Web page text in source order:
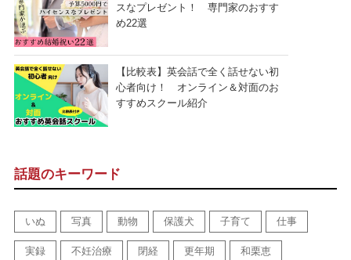
スなプレゼント！ 専門家のおすす
め22選
【比較表】英会話で全く話せない初
心者向け！ オンライン＆対面のお
すすめスクール紹介
話題のキーワード
いぬ 写真 動物 保護犬 子育て 仕事
実録 不妊治療 閉経 更年期 和栗恵